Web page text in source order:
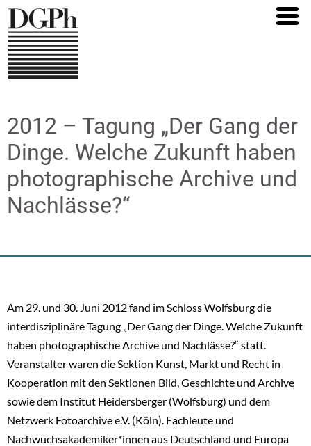
Direkt
zum
Inhalt
2012 – Tagung „Der Gang der
Dinge. Welche Zukunft haben
photographische Archive und
Nachlässe?“
Am 29. und 30. Juni 2012 fand im Schloss Wolfsburg die
interdisziplinäre Tagung „Der Gang der Dinge. Welche Zukunft
haben photographische Archive und Nachlässe?“ statt.
Veranstalter waren die Sektion Kunst, Markt und Recht in
Kooperation mit den Sektionen Bild, Geschichte und Archive
sowie dem Institut Heidersberger (Wolfsburg) und dem
Netzwerk Fotoarchive e.V. (Köln). Fachleute und
Nachwuchsakademiker*innen aus Deutschland und Europa